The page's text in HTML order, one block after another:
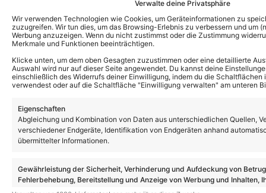
Verwalte deine Privatsphäre
Wir verwenden Technologien wie Cookies, um Geräteinformationen zu
zuzugreifen. Wir tun dies, um das Browsing-Erlebnis zu verbessern und um
Werbung anzuzeigen. Wenn du nicht zustimmst oder die Zustimmung
Merkmale und Funktionen beeinträchtigen.
Klicke unten, um dem oben Gesagten zuzustimmen oder eine detaillierte
Auswahl wird nur auf dieser Seite angewendet. Du kannst deine
einschließlich des Widerrufs deiner Einwilligung, indem du die
verwendest oder auf die Schaltfläche "Einwilligung verwalten" am unteren
Eigenschaften
Abgleichung und Kombination von Daten aus unterschiedlichen Quellen,
verschiedener Endgeräte, Identifikation von Endgeräten anhand
übermittelter Informationen.
Gewährleistung der Sicherheit, Verhinderung und Aufdeckung von
Fehlerbehebung, Bereitstellung und Anzeige von Werbung und Inhalten,
Entscheidungen zum Datenschutz speichern und übermitteln.
EXKLUSIV
„Coast in Concert“ 2026: Die
schönsten Fotos der Schlagersause
am 05.06.26